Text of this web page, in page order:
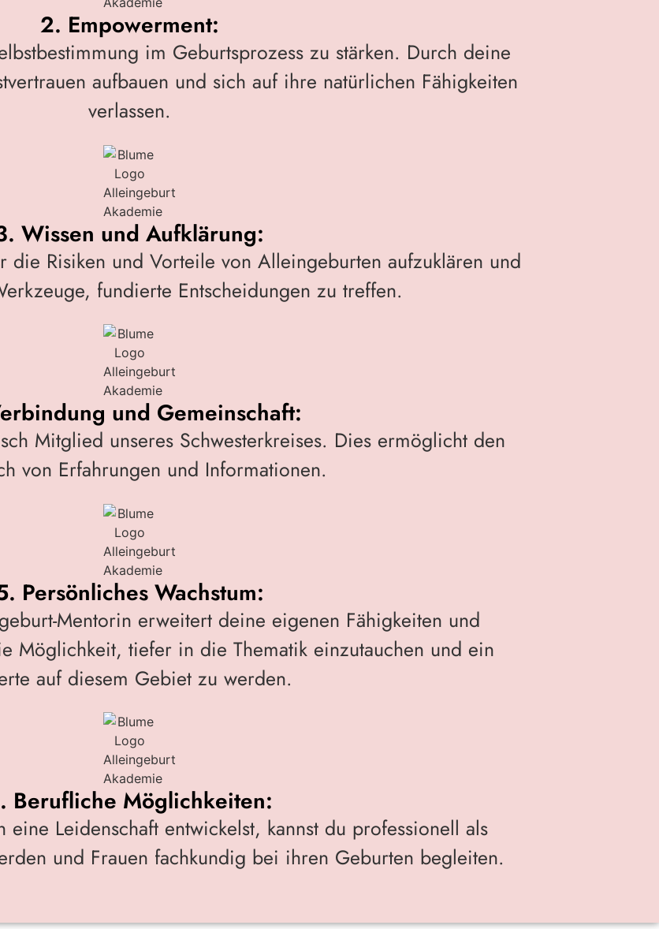
2. Empowerment:
im Geburtsprozess zu stärken. Durch deine
aufbauen und sich auf ihre natürlichen Fähigkeiten
verlassen.
Wissen und Aufklärung:
die Risiken und Vorteile von Alleingeburten aufzuklären und
fundierte Entscheidungen zu treffen.
und Gemeinschaft:
Mitglied unseres Schwesterkreises. Dies ermöglicht den
von Erfahrungen und Informationen.
Persönliches Wachstum:
Mentorin erweitert deine eigenen Fähigkeiten und
Möglichkeit, tiefer in die Thematik einzutauchen und ein
auf diesem Gebiet zu werden.
Berufliche Möglichkeiten:
Leidenschaft entwickelst, kannst du professionell als
und Frauen fachkundig bei ihren Geburten begleiten.